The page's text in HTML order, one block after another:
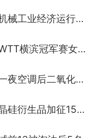
上半年我国机械工业经济运行稳中有进
朱雨玲晋级WTT横滨冠军赛女单八强
女子开一天一夜空调后二氧化碳中毒
美国将对多晶硅衍生品加征15%关税